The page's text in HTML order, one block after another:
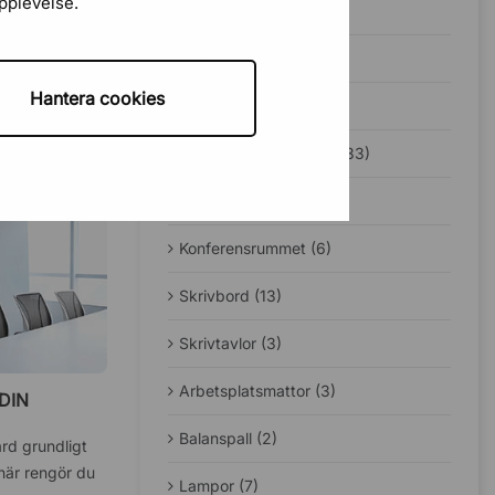
Hantera cookies
grundligt
rengör du
Guider (49)
Ergonomi på kontoret (33)
Konferensrummet (6)
Skrivbord (13)
Skrivtavlor (3)
Arbetsplatsmattor (3)
Balanspall (2)
Lampor (7)